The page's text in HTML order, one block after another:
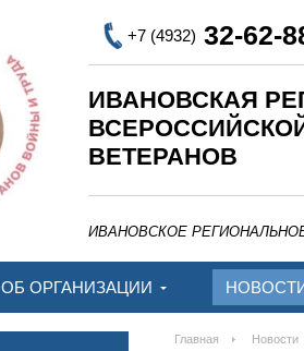
+7 (4932) 32-62-
ИВАНОВСКАЯ
ВЕТЕРАНОВ
ИВАНОВСКОЕ
ОБ ОРГАНИЗАЦИИ
Главная Новости